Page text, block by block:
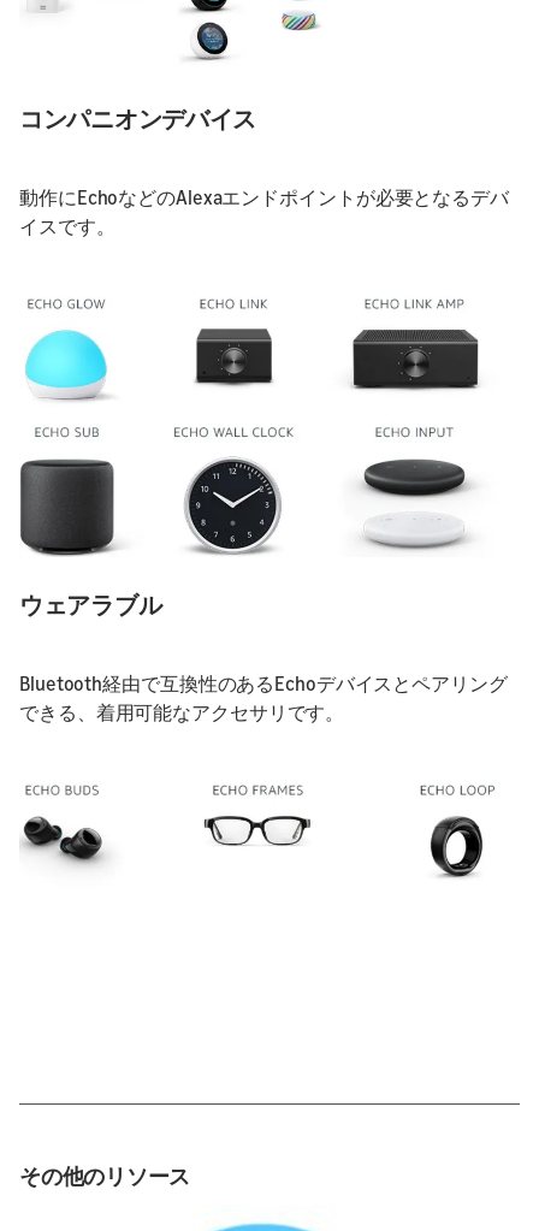
コンパニオンデバイス
動作にEchoなどのAlexaエンドポイントが必要となるデバ
イスです。
ウェアラブル
Bluetooth経由で互換性のあるEchoデバイスとペアリング
できる、着用可能なアクセサリです。
その他のリソース